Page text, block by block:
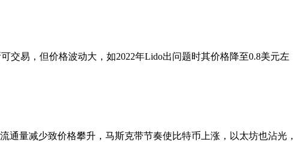
交易，但价格波动大，如2022年Lido出问题时其价格降至0.8美元左
通量减少致价格攀升，马斯克带节奏使比特币上涨，以太坊也沾光，